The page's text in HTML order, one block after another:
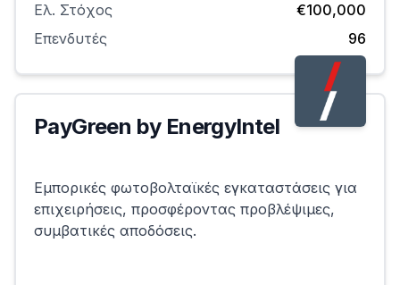
Ελ. Στόχος
€100,000
Επενδυτές
96
Επιτυχημένη
PayGreen by EnergyIntel
Εμπορικές φωτοβολταϊκές εγκαταστάσεις για
επιχειρήσεις, προσφέροντας προβλέψιμες,
συμβατικές αποδόσεις.